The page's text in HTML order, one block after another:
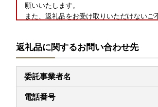
願いいたします。
また、返礼品をお受け取りいただけない
さい。
お届け時期の指定等のご要望につきまし
ますのであらかじめご了承ください。
返礼品のお受け取り後はすぐに中身や状態
返礼品に関するお問い合わせ先
委託事業者名
電話番号